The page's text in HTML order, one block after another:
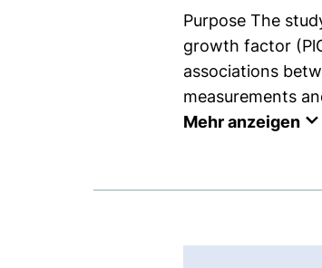
Purpose The
growth factor
associations
measurements
Mehr anzeigen